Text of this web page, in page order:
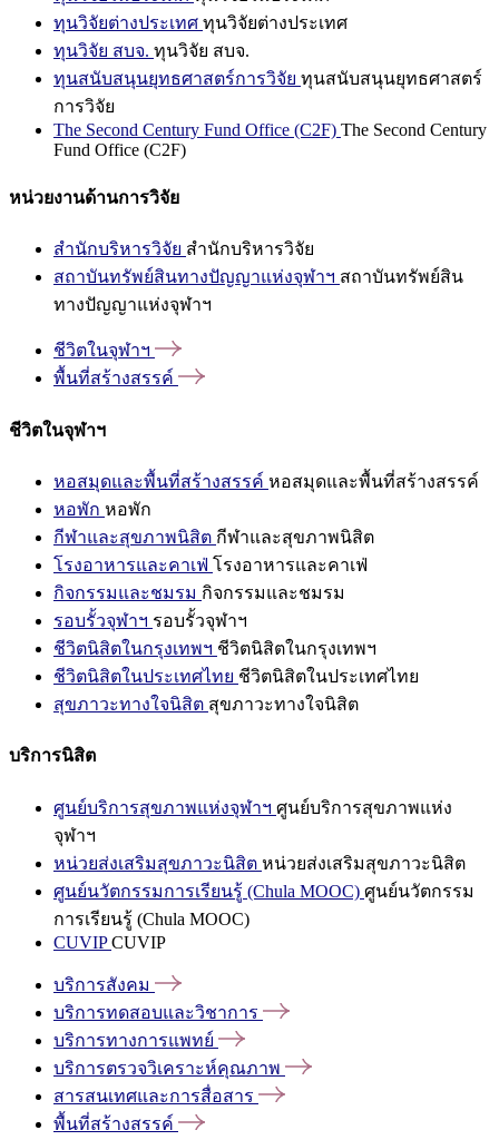
ทุนวิจัยต่างประเทศ ทุนวิจัยต่างประเทศ
ทุนวิจัย สบจ. ทุนวิจัย สบจ.
ทุนสนับสนุนยุทธศาสตร์การวิจัย ทุนสนับสนุนยุทธศาสตร์
การวิจัย
The Second Century Fund Office (C2F) The Second Century
Fund Office (C2F)
หน่วยงานด้านการวิจัย
สำนักบริหารวิจัย สำนักบริหารวิจัย
สถาบันทรัพย์สินทางปัญญาแห่งจุฬาฯ สถาบันทรัพย์สิน
ทางปัญญาแห่งจุฬาฯ
ชีวิตในจุฬาฯ
พื้นที่สร้างสรรค์
ชีวิตในจุฬาฯ
หอสมุดและพื้นที่สร้างสรรค์ หอสมุดและพื้นที่สร้างสรรค์
หอพัก หอพัก
กีฬาและสุขภาพนิสิต กีฬาและสุขภาพนิสิต
โรงอาหารและคาเฟ่ โรงอาหารและคาเฟ่
กิจกรรมและชมรม กิจกรรมและชมรม
รอบรั้วจุฬาฯ รอบรั้วจุฬาฯ
ชีวิตนิสิตในกรุงเทพฯ ชีวิตนิสิตในกรุงเทพฯ
ชีวิตนิสิตในประเทศไทย ชีวิตนิสิตในประเทศไทย
สุขภาวะทางใจนิสิต สุขภาวะทางใจนิสิต
บริการนิสิต
ศูนย์บริการสุขภาพแห่งจุฬาฯ ศูนย์บริการสุขภาพแห่ง
จุฬาฯ
หน่วยส่งเสริมสุขภาวะนิสิต หน่วยส่งเสริมสุขภาวะนิสิต
ศูนย์นวัตกรรมการเรียนรู้ (Chula MOOC) ศูนย์นวัตกรรม
การเรียนรู้ (Chula MOOC)
CUVIPCUVIP
บริการสังคม
บริการทดสอบและวิชาการ
บริการทางการแพทย์
บริการตรวจวิเคราะห์คุณภาพ
สารสนเทศและการสื่อสาร
พื้นที่สร้างสรรค์